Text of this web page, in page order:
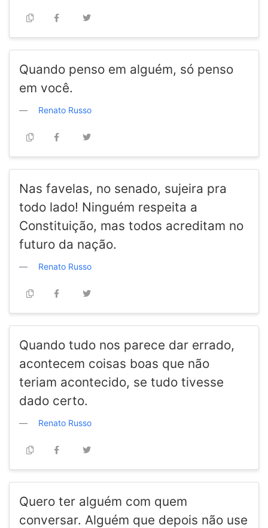
Quando penso em alguém, só penso
em você.
Renato Russo
Nas favelas, no senado, sujeira pra
todo lado! Ninguém respeita a
Constituição, mas todos acreditam no
futuro da nação.
Renato Russo
Quando tudo nos parece dar errado,
acontecem coisas boas que não
teriam acontecido, se tudo tivesse
dado certo.
Renato Russo
Quero ter alguém com quem
conversar. Alguém que depois não use